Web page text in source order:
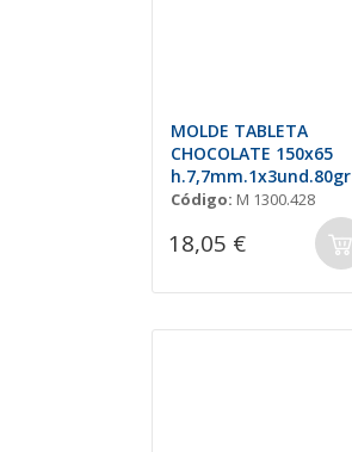
MOLDE TABLETA
CHOCOLATE 150x65
h.7,7mm.1x3und.80gr
Código: M 1300.428
18,05 €